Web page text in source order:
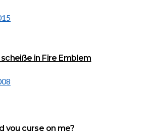
in Fire Emblem
you curse on me?